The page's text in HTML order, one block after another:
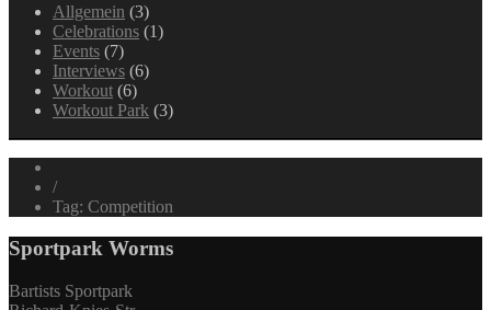
Allgemein (3)
Celebrations (1)
Events (7)
Interviews (6)
Workout (6)
Workout Park (3)
/
Tag: Competition
Sportpark Worms
Bartists Sportpark